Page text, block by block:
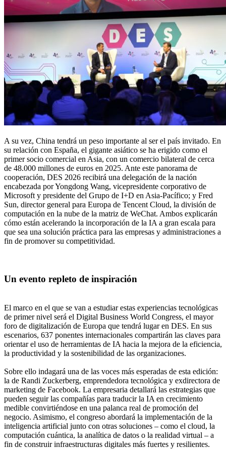
A su vez, China tendrá un peso importante al ser el país invitado. En
su relación con España, el gigante asiático se ha erigido como el
primer socio comercial en Asia, con un comercio bilateral de cerca
de 48.000 millones de euros en 2025. Ante este panorama de
cooperación, DES 2026 recibirá una delegación de la nación
encabezada por Yongdong Wang, vicepresidente corporativo de
Microsoft y presidente del Grupo de I+D en Asia-Pacífico; y Fred
Sun, director general para Europa de Tencent Cloud, la división de
computación en la nube de la matriz de WeChat. Ambos explicarán
cómo están acelerando la incorporación de la IA a gran escala para
que sea una solución práctica para las empresas y administraciones a
fin de promover su competitividad.
Un evento repleto de inspiración
El marco en el que se van a estudiar estas experiencias tecnológicas
de primer nivel será el Digital Business World Congress, el mayor
foro de digitalización de Europa que tendrá lugar en DES. En sus
escenarios, 637 ponentes internacionales compartirán las claves para
orientar el uso de herramientas de IA hacia la mejora de la eficiencia,
la productividad y la sostenibilidad de las organizaciones.
Sobre ello indagará una de las voces más esperadas de esta edición:
la de Randi Zuckerberg, emprendedora tecnológica y exdirectora de
marketing de Facebook. La empresaria detallará las estrategias que
pueden seguir las compañías para traducir la IA en crecimiento
medible convirtiéndose en una palanca real de promoción del
negocio. Asimismo, el congreso abordará la implementación de la
inteligencia artificial junto con otras soluciones – como el cloud, la
computación cuántica, la analítica de datos o la realidad virtual – a
fin de construir infraestructuras digitales más fuertes y resilientes.